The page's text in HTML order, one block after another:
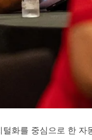
화를 중심으로 한